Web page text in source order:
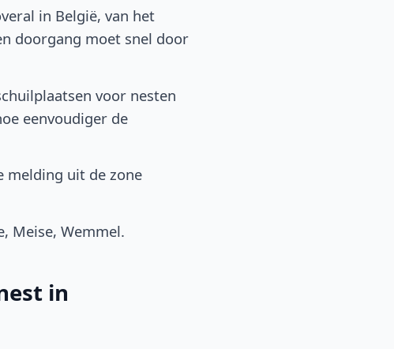
in België, van het
doorgang moet snel door
voor nesten
eenvoudiger de
melding uit de zone
Meise, Wemmel.
in